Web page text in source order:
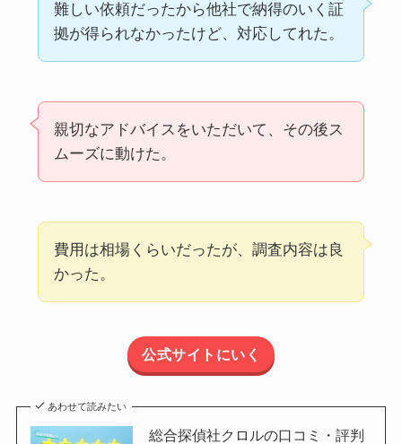
難しい依頼だったから他社で納得のいく証
拠が得られなかったけど、対応してれた。
親切なアドバイスをいただいて、その後ス
ムーズに動けた。
費用は相場くらいだったが、調査内容は良
かった。
公式サイトにいく
あわせて読みたい
総合探偵社クロルの口コミ・評判